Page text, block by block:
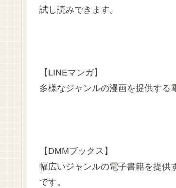
試し読みできます。
【LINEマンガ】
多様なジャンルの漫画を提供する
【DMMブックス】
幅広いジャンルの電子書籍を提供
です。